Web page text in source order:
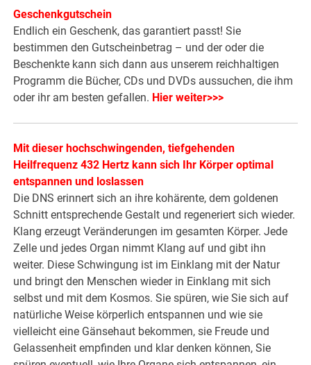
Geschenkgutschein
Endlich ein Geschenk, das garantiert passt! Sie
bestimmen den Gutscheinbetrag – und der oder die
Beschenkte kann sich dann aus unserem reichhaltigen
Programm die Bücher, CDs und DVDs aussuchen, die ihm
oder ihr am besten gefallen. Hier weiter>>>
Mit dieser hochschwingenden, tiefgehenden
Heilfrequenz 432 Hertz kann sich Ihr Körper optimal
entspannen und loslassen
Die DNS erinnert sich an ihre kohärente, dem goldenen
Schnitt entsprechende Gestalt und regeneriert sich wieder.
Klang erzeugt Veränderungen im gesamten Körper. Jede
Zelle und jedes Organ nimmt Klang auf und gibt ihn
weiter. Diese Schwingung ist im Einklang mit der Natur
und bringt den Menschen wieder in Einklang mit sich
selbst und mit dem Kosmos. Sie spüren, wie Sie sich auf
natürliche Weise körperlich entspannen und wie sie
vielleicht eine Gänsehaut bekommen, sie Freude und
Gelassenheit empfinden und klar denken können, Sie